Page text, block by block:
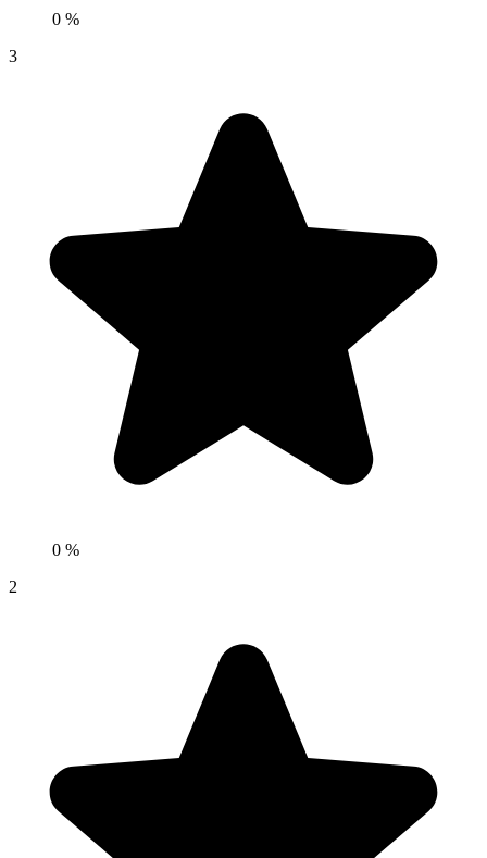
0 %
3
0 %
2